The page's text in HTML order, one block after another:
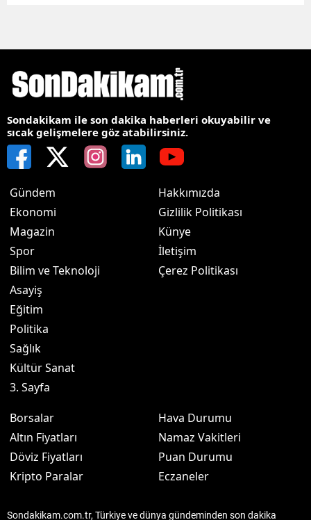
Sondakikam ile son dakika haberleri okuyabilir ve
sıcak gelişmelere göz atabilirsiniz.
Gündem
Ekonomi
Magazin
Spor
Bilim ve Teknoloji
Asayiş
Eğitim
Politika
Sağlık
Kültür Sanat
3. Sayfa
Hakkımızda
Gizlilik Politikası
Künye
İletişim
Çerez Politikası
Borsalar
Altın Fiyatları
Döviz Fiyatları
Kripto Paralar
Hava Durumu
Namaz Vakitleri
Puan Durumu
Eczaneler
Sondakikam.com.tr, Türkiye ve dünya gündeminden son dakika